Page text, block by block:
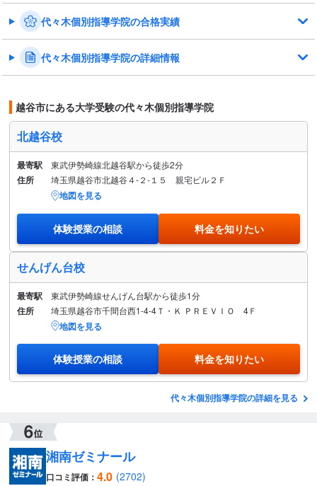
代々木個別指導学院の合格実績
代々木個別指導学院の詳細情報
越谷市にある大学受験の代々木個別指導学院
北越谷校
最寄駅 東武伊勢崎線北越谷駅から徒歩2分
住所 埼玉県越谷市北越谷４-２-１５ 親宅ビル２Ｆ
地図を見る
体験授業の相談 料金を知りたい
せんげん台校
最寄駅 東武伊勢崎線せんげん台駅から徒歩1分
住所 埼玉県越谷市千間台西1-4-4Ｔ・Ｋ ＰＲＥＶＩＯ 4Ｆ
地図を見る
体験授業の相談 料金を知りたい
代々木個別指導学院の詳細を見る
湘南ゼミナール
口コミ評価： 4.0 (2702)